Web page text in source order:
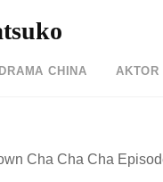
CHINA
Cha Cha Cha